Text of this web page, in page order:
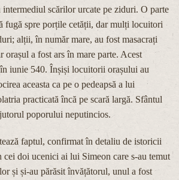
scărilor urcate pe ziduri. O parte
fugă spre porțile cetății, dar mulți locuitori
alții, în număr mare, au fost masacrați
orașul a fost ars în mare parte. Acest
iunie 540. Înșiși locuitorii orașului au
aceasta ca pe o pedeapsă a lui
practicată încă pe scară largă. Sfântul
poporului neputincios.
faptul, confirmat în detaliu de istoricii
cei doi ucenici ai lui Simeon care s-au temut
și și-au părăsit învățătorul, unul a fost